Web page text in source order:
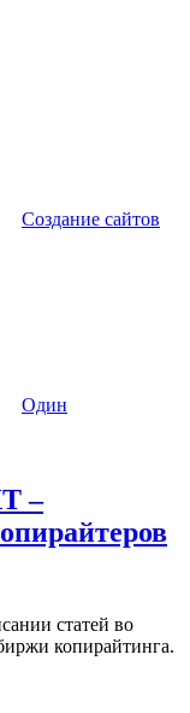
Создание сайтов
Один
–
статей во
копирайтинга.